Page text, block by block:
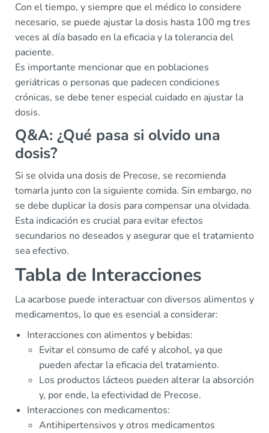
Con el tiempo, y siempre que el médico lo considere
necesario, se puede ajustar la dosis hasta 100 mg tres
veces al día basado en la eficacia y la tolerancia del
paciente.
Es importante mencionar que en poblaciones
geriátricas o personas que padecen condiciones
crónicas, se debe tener especial cuidado en ajustar la
dosis.
Q&A: ¿Qué pasa si olvido una
dosis?
Si se olvida una dosis de Precose, se recomienda
tomarla junto con la siguiente comida. Sin embargo, no
se debe duplicar la dosis para compensar una olvidada.
Esta indicación es crucial para evitar efectos
secundarios no deseados y asegurar que el tratamiento
sea efectivo.
Tabla de Interacciones
La acarbose puede interactuar con diversos alimentos y
medicamentos, lo que es esencial a considerar:
Interacciones con alimentos y bebidas:
Evitar el consumo de café y alcohol, ya que
pueden afectar la eficacia del tratamiento.
Los productos lácteos pueden alterar la absorción
y, por ende, la efectividad de Precose.
Interacciones con medicamentos:
Antihipertensivos y otros medicamentos